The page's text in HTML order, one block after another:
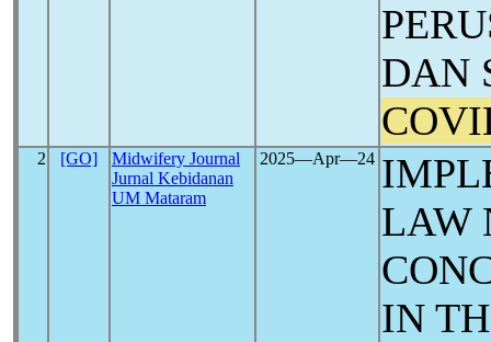
DAN
2 [GO]
Midwifery Journal
Jurnal Kebidanan
UM Mataram
2025―Apr―24
LAW
IN